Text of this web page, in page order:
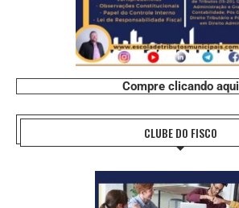
Compre clicando aqui
CLUBE DO FISCO